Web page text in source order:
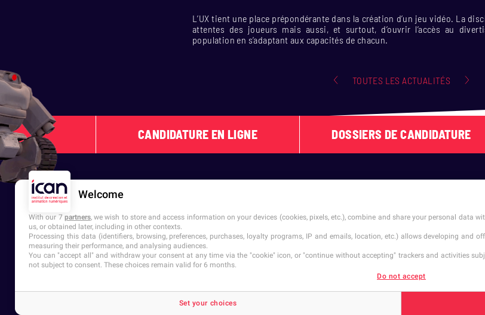
L’UX tient une place prépondérante dans la création d’un jeu vidéo. La
attentes des joueurs mais aussi, et surtout, d’ouvrir l’accès au
population en s’adaptant aux capacités de chacun.
TOUTES LES ACTUALITÉS
CANDIDATURE EN LIGNE DOSSIERS DE CANDIDATURE
6 campus en France
Welcome
With our 7 partners, we wish to store and access information on your devices (cookies, pixels, etc.), combine and share your personal data
us, or obtained later, including in other contexts.
Processing this data (identifiers, browsing, preferences, purchases, loyalty programs, IP and emails, location, etc.) allows developing and
measuring their performance, and analysing audiences.
You can "accept all" and withdraw your consent at any time via the "cookie" icon, or "continue without accepting" trackers and activities
not subject to consent. These choices remain valid for 6 months.
Do not accept
Set your choices